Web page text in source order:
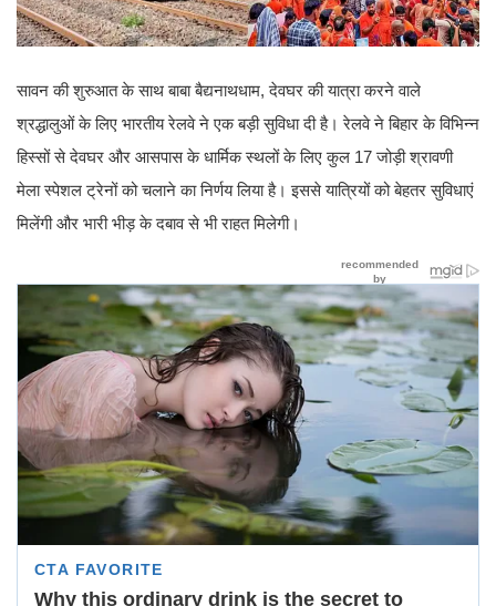
सावन की शुरुआत के साथ बाबा बैद्यनाथधाम, देवघर की यात्रा करने वाले
श्रद्धालुओं के लिए भारतीय रेलवे ने एक बड़ी सुविधा दी है। रेलवे ने बिहार के विभिन्न
हिस्सों से देवघर और आसपास के धार्मिक स्थलों के लिए कुल 17 जोड़ी श्रावणी
मेला स्पेशल ट्रेनों को चलाने का निर्णय लिया है। इससे यात्रियों को बेहतर सुविधाएं
मिलेंगी और भारी भीड़ के दबाव से भी राहत मिलेगी।